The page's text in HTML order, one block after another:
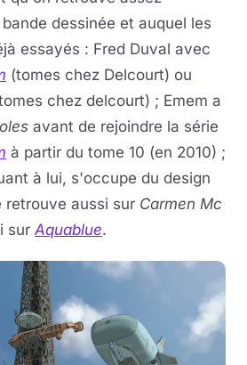
dessinée et auquel les
essayés : Fred Duval avec
(tomes chez Delcourt) ou
chez delcourt) ; Emem a
avant de rejoindre la série
à partir du tome 10 (en 2010) ;
à lui, s'occupe du design
retrouve aussi sur Carmen Mc
sur Aquablue.